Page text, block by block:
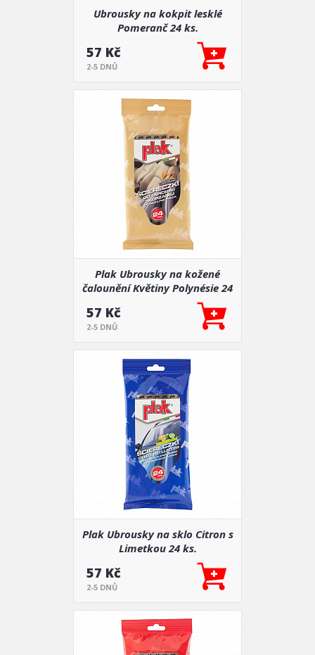
Ubrousky na kokpit lesklé
Pomeranč 24 ks.
57 Kč
2-5 DNŮ
Plak Ubrousky na kožené
čalounění Květiny Polynésie 24
57 Kč
2-5 DNŮ
Plak Ubrousky na sklo Citron s
Limetkou 24 ks.
57 Kč
2-5 DNŮ